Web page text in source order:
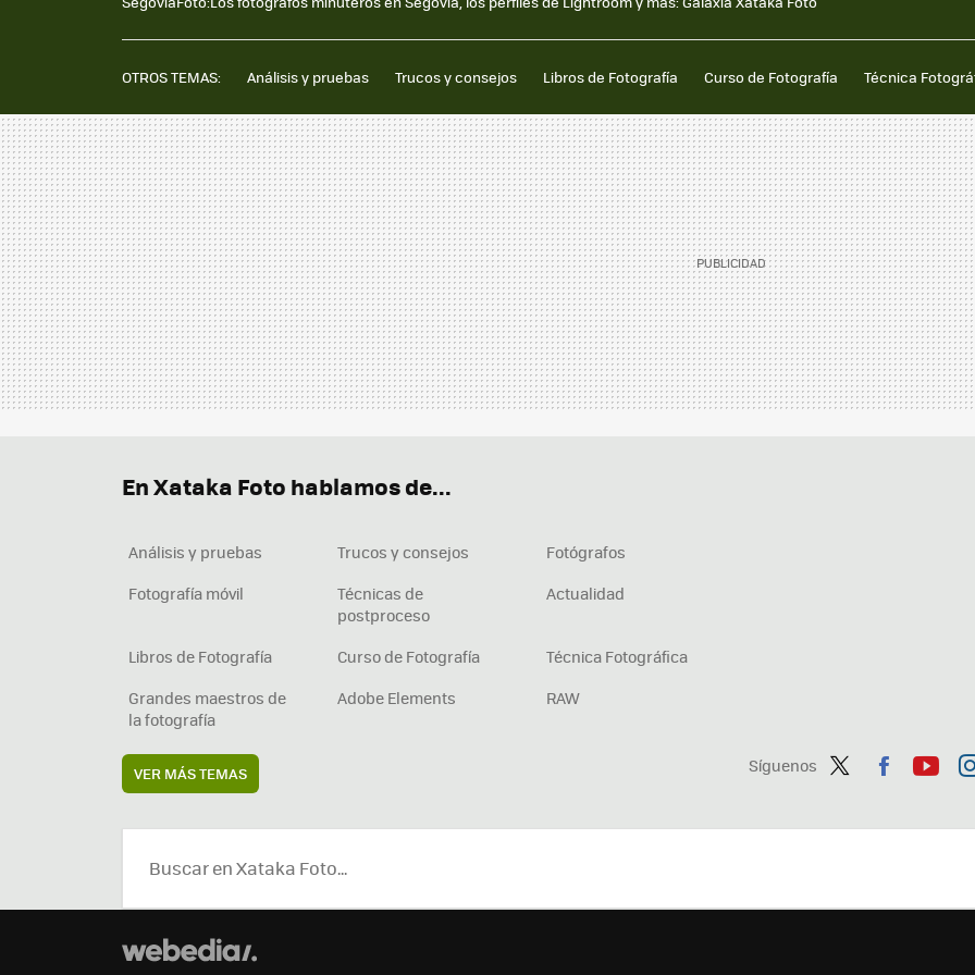
OTROS TEMAS: Análisis y pruebas Trucos y consejos Libros de Fotografía Curso de Fotografía Técnica
Síguenos
ter
ebo tub
En Xataka Foto hablamos de...
Análisis y pruebas Trucos y consejos
Fotógrafos
Fotografía móvil
Técnicas de
postproceso
Actualidad
Libros de Fotografía Curso de Fotografía
Técnica Fotográfica
Grandes maestros de
la fotografía
Adobe Elements RAW
VER MÁS TEMAS